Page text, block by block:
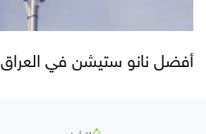
أفضل نانو ستيشن في العراق